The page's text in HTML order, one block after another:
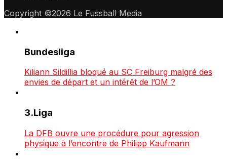
Copyright ©2026 Le Fussball Media
Bundesliga
Kiliann Sildillia bloqué au SC Freiburg malgré des
envies de départ et un intérêt de l’OM ?
3.Liga
La DFB ouvre une procédure pour agression
physique à l’encontre de Philipp Kaufmann